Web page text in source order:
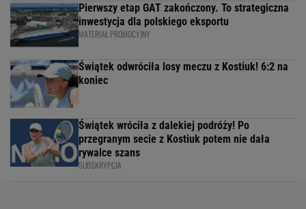
Pierwszy etap GAT zakończony. To strategiczna
inwestycja dla polskiego eksportu
MATERIAŁ PROMOCYJNY
Świątek odwróciła losy meczu z Kostiuk! 6:2 na
koniec
Świątek wróciła z dalekiej podróży! Po
przegranym secie z Kostiuk potem nie dała
rywalce szans
SUBSKRYPCJA